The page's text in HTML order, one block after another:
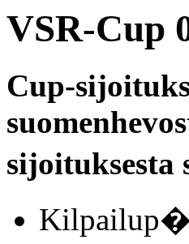
VSR-Cup
Cup-
sijoituksesta